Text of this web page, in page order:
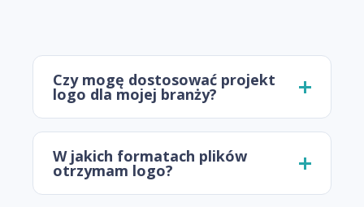
Czy mogę dostosować projekt
logo dla mojej branży?
W jakich formatach plików
otrzymam logo?